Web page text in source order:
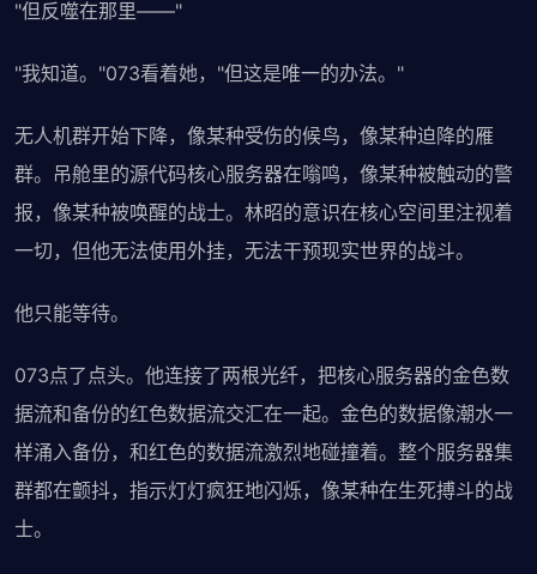
"但反噬在那里——"
"我知道。"073看着她，"但这是唯一的办法。"
无人机群开始下降，像某种受伤的候鸟，像某种迫降的雁
群。吊舱里的源代码核心服务器在嗡鸣，像某种被触动的警
报，像某种被唤醒的战士。林昭的意识在核心空间里注视着
一切，但他无法使用外挂，无法干预现实世界的战斗。
他只能等待。
073点了点头。他连接了两根光纤，把核心服务器的金色数
据流和备份的红色数据流交汇在一起。金色的数据像潮水一
样涌入备份，和红色的数据流激烈地碰撞着。整个服务器集
群都在颤抖，指示灯灯疯狂地闪烁，像某种在生死搏斗的战
士。